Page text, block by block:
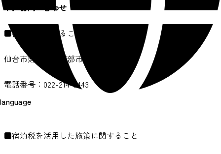
language
７．お問い合わせ
■宿泊税に関すること
仙台市財政局税務部市民税企画課
電話番号：022-214-8443
■宿泊税を活用した施策に関すること